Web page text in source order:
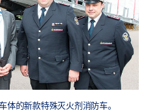
体的新款特殊灭火剂消防车。